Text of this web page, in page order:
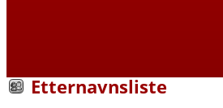
Etternavnsliste